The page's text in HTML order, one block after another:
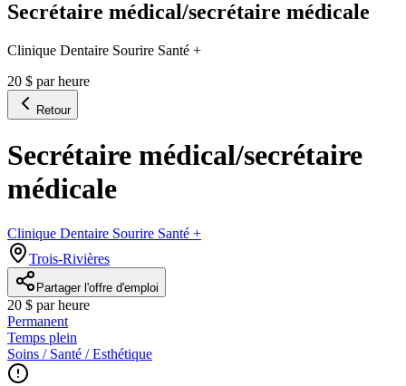
Secrétaire médical/secrétaire médicale
Clinique Dentaire Sourire Santé +
20 $ par heure
Retour
Secrétaire médical/secrétaire
médicale
Clinique Dentaire Sourire Santé +
Trois-Rivières
Partager l'offre d'emploi
20 $ par heure
Permanent
Temps plein
Soins / Santé / Esthétique